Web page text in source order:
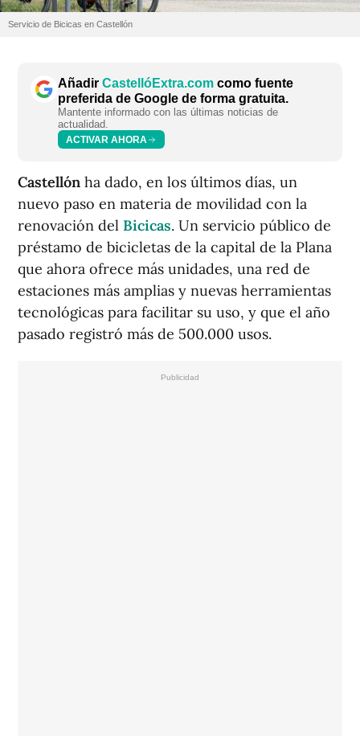
Servicio de Bicicas en Castellón
Añadir CastellóExtra.com como fuente
preferida de Google de forma gratuita.
Mantente informado con las últimas noticias de
actualidad.
ACTIVAR AHORA
Castellón ha dado, en los últimos días, un
nuevo paso en materia de movilidad con la
renovación del Bicicas. Un servicio público de
préstamo de bicicletas de la capital de la Plana
que ahora ofrece más unidades, una red de
estaciones más amplias y nuevas herramientas
tecnológicas para facilitar su uso, y que el año
pasado registró más de 500.000 usos.